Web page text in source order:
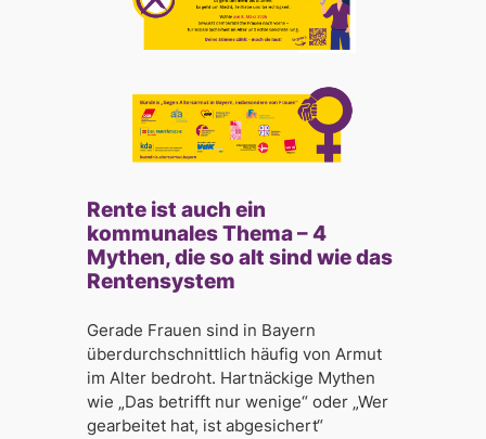
Rente ist auch ein
kommunales Thema – 4
Mythen, die so alt sind wie das
Rentensystem
Gerade Frauen sind in Bayern
überdurchschnittlich häufig von Armut
im Alter bedroht. Hartnäckige Mythen
wie „Das betrifft nur wenige“ oder „Wer
gearbeitet hat, ist abgesichert“